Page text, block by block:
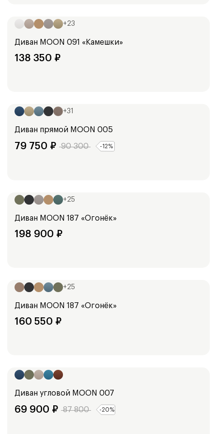
+23
Диван MOON 091 «Камешки»
138 350 ₽
+31
Диван прямой MOON 005
79 750 ₽ 90 300 -12%
+25
Диван MOON 187 «Огонёк»
198 900 ₽
+25
Диван MOON 187 «Огонёк»
160 550 ₽
Диван угловой MOON 007
69 900 ₽ 87 800 -20%